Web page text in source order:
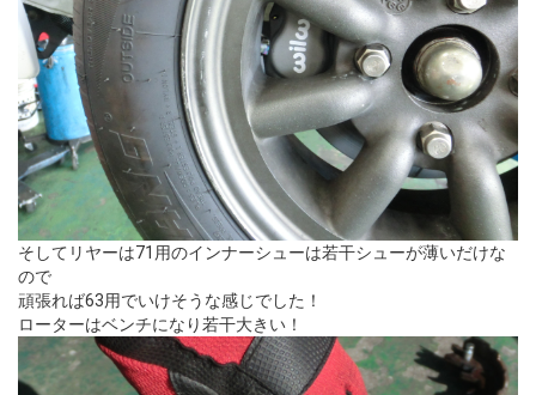
そしてリヤーは71用のインナーシューは若干シューが薄いだけな
ので
頑張れば63用でいけそうな感じでした！
ローターはベンチになり若干大きい！